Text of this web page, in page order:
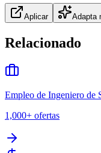
Aplicar Adapta
Relacionado
Empleo de Ingeniero de
1,000+ ofertas